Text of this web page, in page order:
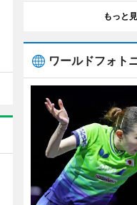
もっと
ワールドフォト